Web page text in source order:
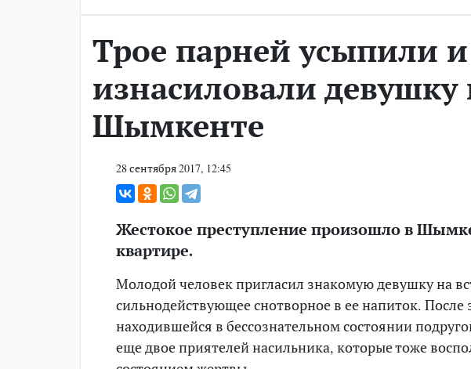
Трое парней усыпили и
изнасиловали девушку
Шымкенте
28 сентября 2017, 12:45
Жестокое преступление произошло в
квартире.
Молодой человек пригласил знакомую девушку на
сильнодействующее снотворное в ее напиток. После
находившейся в бессознательном состоянии
еще двое приятелей насильника, которые тоже